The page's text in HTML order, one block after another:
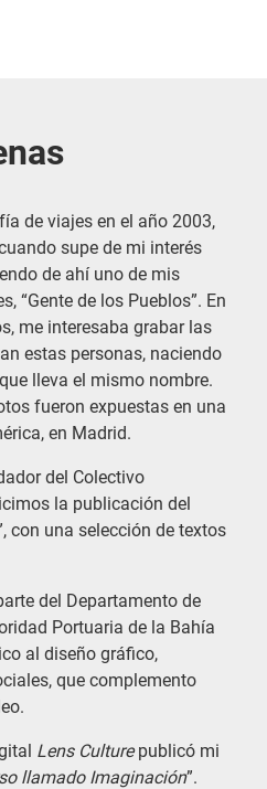
de viajes en el año 2003,
supe de mi interés
de ahí uno de mis
“Gente de los Pueblos”. En
me interesaba grabar las
estas personas, naciendo
lleva el mismo nombre.
fueron expuestas en una
en Madrid.
del Colectivo
la publicación del
con una selección de textos
del Departamento de
Portuaria de la Bahía
al diseño gráfico,
que complemento
Lens Culturepublicó mi
llamado Imaginación”.